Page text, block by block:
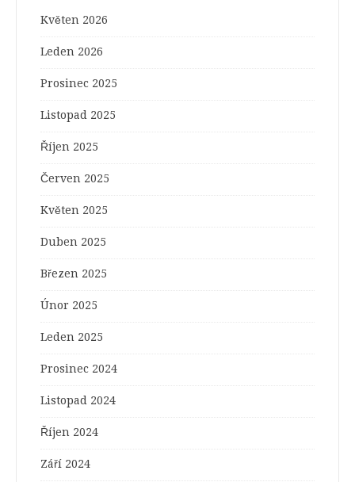
Květen 2026
Leden 2026
Prosinec 2025
Listopad 2025
Říjen 2025
Červen 2025
Květen 2025
Duben 2025
Březen 2025
Únor 2025
Leden 2025
Prosinec 2024
Listopad 2024
Říjen 2024
Září 2024